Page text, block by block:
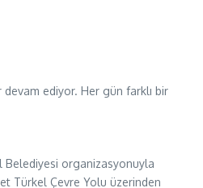
ediyor. Her gün farklı bir
Belediyesi organizasyonuyla
Türkel Çevre Yolu üzerinden